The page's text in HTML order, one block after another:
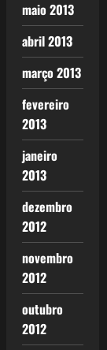
maio 2013
abril 2013
março 2013
fevereiro
2013
janeiro
2013
dezembro
2012
novembro
2012
outubro
2012